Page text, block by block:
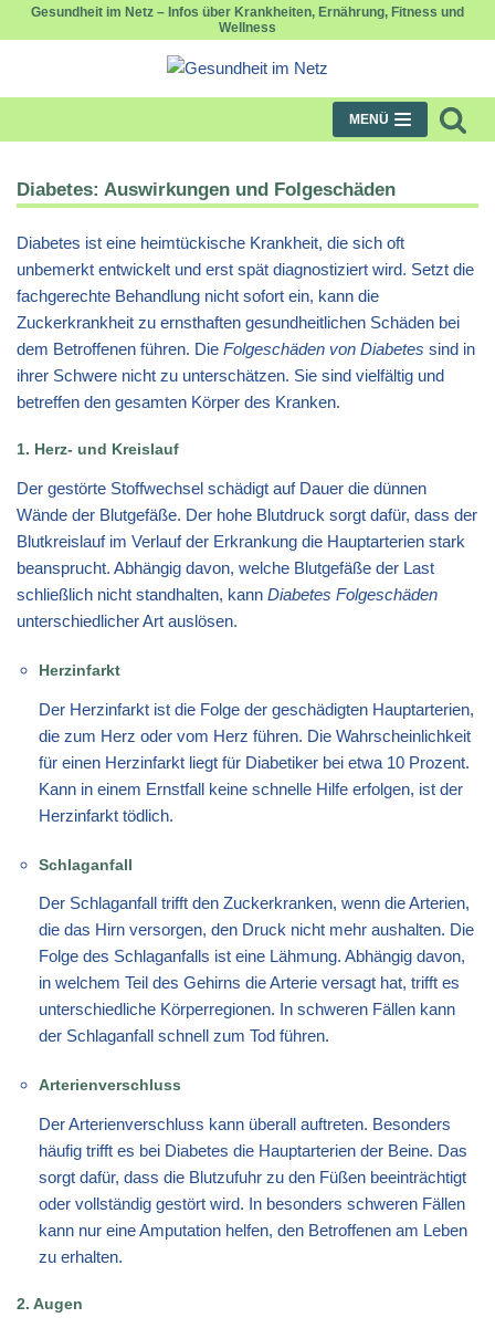
Gesundheit im Netz – Infos über Krankheiten, Ernährung, Fitness und
Wellness
MENÜ
Diabetes: Auswirkungen und Folgeschäden
Diabetes ist eine heimtückische Krankheit, die sich oft
unbemerkt entwickelt und erst spät diagnostiziert wird. Setzt die
fachgerechte Behandlung nicht sofort ein, kann die
Zuckerkrankheit zu ernsthaften gesundheitlichen Schäden bei
dem Betroffenen führen. Die Folgeschäden von Diabetes sind in
ihrer Schwere nicht zu unterschätzen. Sie sind vielfältig und
betreffen den gesamten Körper des Kranken.
1. Herz- und Kreislauf
Der gestörte Stoffwechsel schädigt auf Dauer die dünnen
Wände der Blutgefäße. Der hohe Blutdruck sorgt dafür, dass der
Blutkreislauf im Verlauf der Erkrankung die Hauptarterien stark
beansprucht. Abhängig davon, welche Blutgefäße der Last
schließlich nicht standhalten, kann Diabetes Folgeschäden
unterschiedlicher Art auslösen.
Herzinfarkt
Der Herzinfarkt ist die Folge der geschädigten Hauptarterien,
die zum Herz oder vom Herz führen. Die Wahrscheinlichkeit
für einen Herzinfarkt liegt für Diabetiker bei etwa 10 Prozent.
Kann in einem Ernstfall keine schnelle Hilfe erfolgen, ist der
Herzinfarkt tödlich.
Schlaganfall
Der Schlaganfall trifft den Zuckerkranken, wenn die Arterien,
die das Hirn versorgen, den Druck nicht mehr aushalten. Die
Folge des Schlaganfalls ist eine Lähmung. Abhängig davon,
in welchem Teil des Gehirns die Arterie versagt hat, trifft es
unterschiedliche Körperregionen. In schweren Fällen kann
der Schlaganfall schnell zum Tod führen.
Arterienverschluss
Der Arterienverschluss kann überall auftreten. Besonders
häufig trifft es bei Diabetes die Hauptarterien der Beine. Das
sorgt dafür, dass die Blutzufuhr zu den Füßen beeinträchtigt
oder vollständig gestört wird. In besonders schweren Fällen
kann nur eine Amputation helfen, den Betroffenen am Leben
zu erhalten.
2. Augen